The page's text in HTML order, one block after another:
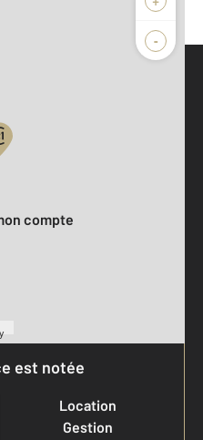
-
compte
est notée
Location
Gestion